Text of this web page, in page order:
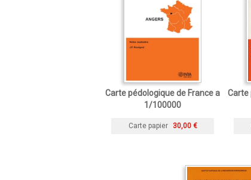
Carte pédologique de France a
1/100000
Carte papier 30,00 €
Carte